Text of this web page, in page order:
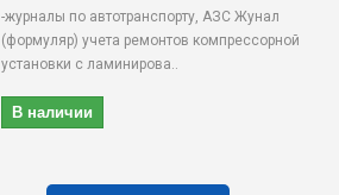
-журналы по автотранспорту, АЗС Жунал
(формуляр) учета ремонтов компрессорной
установки с ламинирова..
В наличии